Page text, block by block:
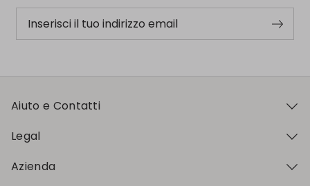
Inserisci il tuo indirizzo email
Aiuto e Contatti
Legal
Azienda